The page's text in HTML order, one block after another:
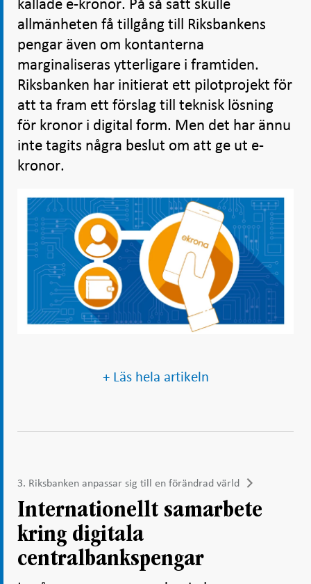
kallade e-kronor. På så sätt skulle
allmänheten få tillgång till Riksbankens
pengar även om kontanterna
marginaliseras ytterligare i framtiden.
Riksbanken har initierat ett pilotprojekt för
att ta fram ett förslag till teknisk lösning
för kronor i digital form. Men det har ännu
inte tagits några beslut om att ge ut e-
kronor.
+ Läs hela artikeln
3. Riksbanken anpassar sig till en förändrad värld
Internationellt samarbete
kring digitala
centralbankspengar